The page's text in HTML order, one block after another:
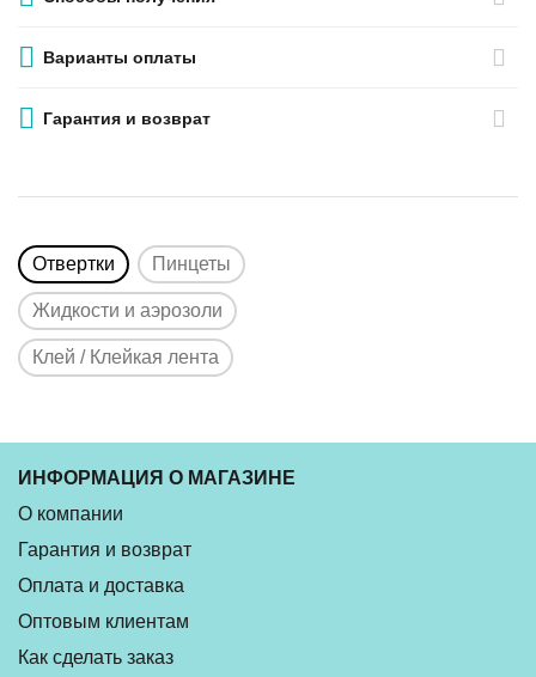
Варианты оплаты
Гарантия и возврат
Отвертки Пинцеты
Жидкости и аэрозоли
Клей / Клейкая лента
ИНФОРМАЦИЯ О МАГАЗИНЕ
О компании
Гарантия и возврат
Оплата и доставка
Оптовым клиентам
Как сделать заказ